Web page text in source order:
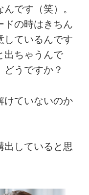
です（笑）。
ドの時はきちん
しているんです
出ちゃうんで
うですか？
ていないのか
していると思